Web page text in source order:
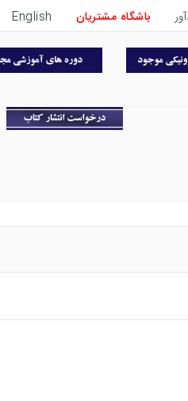
باشگاه مشتریان English